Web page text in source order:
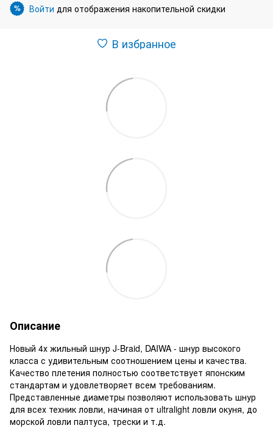
% Войти для отображения накопительной скидки
В избранное
Описание
Новый 4х жильный шнур J-Braid, DAIWA - шнур высокого
класса с удивительным соотношением цены и качества.
Качество плетения полностью соответствует японским
стандартам и удовлетворяет всем требованиям.
Представленные диаметры позволяют использовать шнур
для всех техник ловли, начиная от ultralight ловли окуня, до
морской ловли палтуса, трески и т.д.